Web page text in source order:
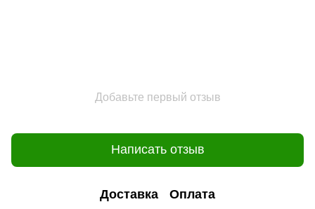
Добавьте первый отзыв
Написать отзыв
Доставка Оплата